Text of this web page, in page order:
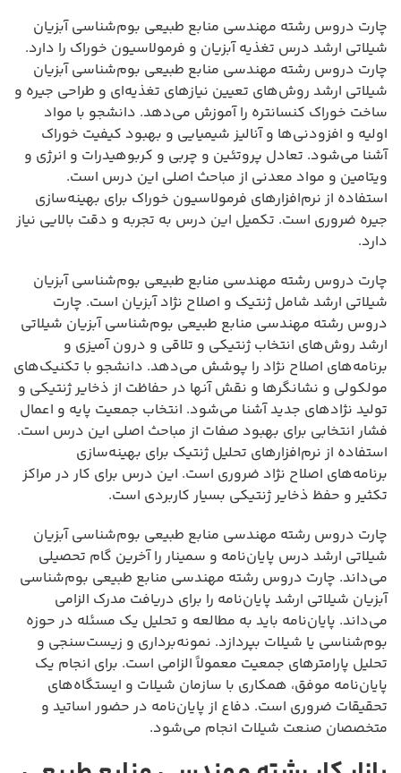
چارت دروس رشته مهندسی منابع طبیعی بوم‌شناسی آبزیان
شیلاتی ارشد درس تغذیه آبزیان و فرمولاسیون خوراک را دارد.
چارت دروس رشته مهندسی منابع طبیعی بوم‌شناسی آبزیان
شیلاتی ارشد روش‌های تعیین نیازهای تغذیه‌ای و طراحی جیره و
ساخت خوراک کنسانتره را آموزش می‌دهد. دانشجو با مواد
اولیه و افزودنی‌ها و آنالیز شیمیایی و بهبود کیفیت خوراک
آشنا می‌شود. تعادل پروتئین و چربی و کربوهیدرات و انرژی و
ویتامین و مواد معدنی از مباحث اصلی این درس است.
استفاده از نرم‌افزارهای فرمولاسیون خوراک برای بهینه‌سازی
جیره ضروری است. تکمیل این درس به تجربه و دقت بالایی نیاز
دارد.
چارت دروس رشته مهندسی منابع طبیعی بوم‌شناسی آبزیان
شیلاتی ارشد شامل ژنتیک و اصلاح نژاد آبزیان است. چارت
دروس رشته مهندسی منابع طبیعی بوم‌شناسی آبزیان شیلاتی
ارشد روش‌های انتخاب ژنتیکی و تلاقی و درون آمیزی و
برنامه‌های اصلاح نژاد را پوشش می‌دهد. دانشجو با تکنیک‌های
مولکولی و نشانگرها و نقش آنها در حفاظت از ذخایر ژنتیکی و
تولید نژادهای جدید آشنا می‌شود. انتخاب جمعیت پایه و اعمال
فشار انتخابی برای بهبود صفات از مباحث اصلی این درس است.
استفاده از نرم‌افزارهای تحلیل ژنتیک برای بهینه‌سازی
برنامه‌های اصلاح نژاد ضروری است. این درس برای کار در مراکز
تکثیر و حفظ ذخایر ژنتیکی بسیار کاربردی است.
چارت دروس رشته مهندسی منابع طبیعی بوم‌شناسی آبزیان
شیلاتی ارشد درس پایان‌نامه و سمینار را آخرین گام تحصیلی
می‌داند. چارت دروس رشته مهندسی منابع طبیعی بوم‌شناسی
آبزیان شیلاتی ارشد پایان‌نامه را برای دریافت مدرک الزامی
می‌داند. پایان‌نامه باید به مطالعه و تحلیل یک مسئله در حوزه
بوم‌شناسی یا شیلات بپردازد. نمونه‌برداری و زیست‌سنجی و
تحلیل پارامترهای جمعیت معمولاً الزامی است. برای انجام یک
پایان‌نامه موفق، همکاری با سازمان شیلات و ایستگاه‌های
تحقیقات ضروری است. دفاع از پایان‌نامه در حضور اساتید و
متخصصان صنعت شیلات انجام می‌شود.